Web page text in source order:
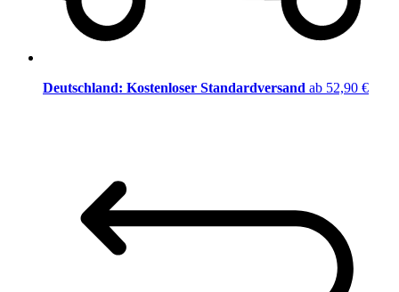
Deutschland: Kostenloser Standardversand ab 52,90 €